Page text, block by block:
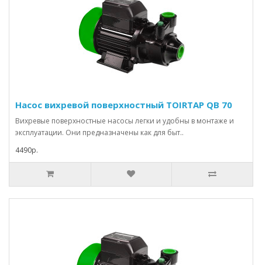
Насос вихревой поверхностный TOIRTAP QB 70
Вихревые поверхностные насосы легки и удобны в монтаже и
эксплуатации. Они предназначены как для быт..
4490р.